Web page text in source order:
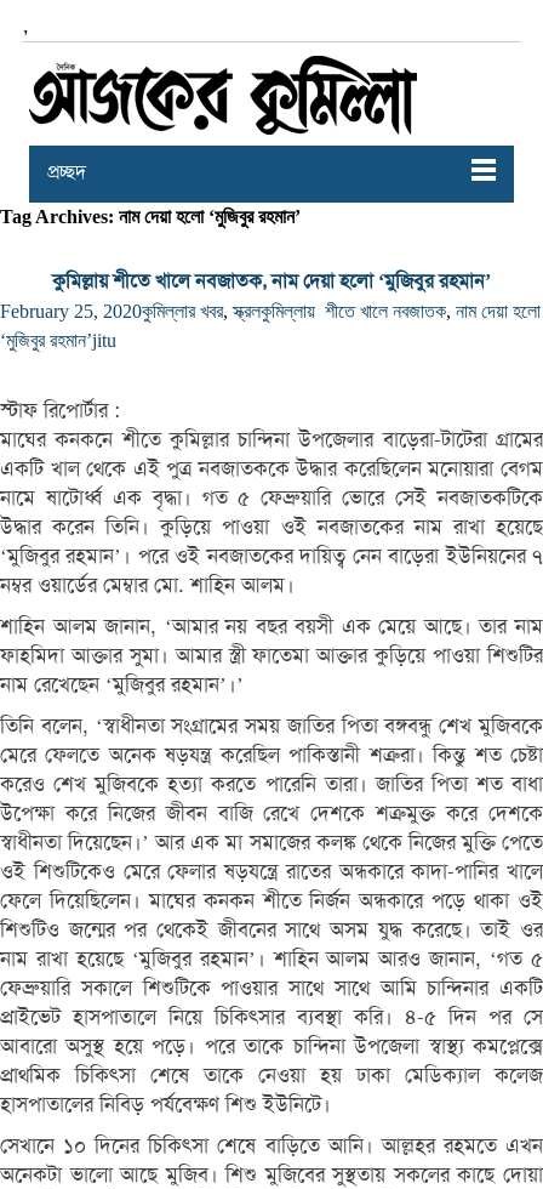
,
প্রচ্ছদ
Tag Archives: নাম দেয়া হলো ‘মুজিবুর রহমান’
কুমিল্লায় শীতে খালে নবজাতক, নাম দেয়া হলো ‘মুজিবুর রহমান’
February 25, 2020কুমিল্লার খবর,স্ক্রলকুমিল্লায় শীতে খালে নবজাতক, নাম দেয়া হলো
‘মুজিবুর রহমান’jitu
স্টাফ রিপোর্টার :
মাঘের কনকনে শীতে কুমিল্লার চান্দিনা উপজেলার বাড়েরা-টাটেরা গ্রামের
একটি খাল থেকে এই পুত্র নবজাতককে উদ্ধার করেছিলেন মনোয়ারা বেগম
নামে ষাটোর্ধ্ব এক বৃদ্ধা। গত ৫ ফেব্রুয়ারি ভোরে সেই নবজাতকটিকে
উদ্ধার করেন তিনি। কুড়িয়ে পাওয়া ওই নবজাতকের নাম রাখা হয়েছে
‘মুজিবুর রহমান’। পরে ওই নবজাতকের দায়িত্ব নেন বাড়েরা ইউনিয়নের ৭
নম্বর ওয়ার্ডের মেম্বার মো. শাহিন আলম।
শাহিন আলম জানান, ‘আমার নয় বছর বয়সী এক মেয়ে আছে। তার নাম
ফাহমিদা আক্তার সুমা। আমার স্ত্রী ফাতেমা আক্তার কুড়িয়ে পাওয়া শিশুটির
নাম রেখেছেন ‘মুজিবুর রহমান’।’
তিনি বলেন, ‘স্বাধীনতা সংগ্রামের সময় জাতির পিতা বঙ্গবন্ধু শেখ মুজিবকে
মেরে ফেলতে অনেক ষড়যন্ত্র করেছিল পাকিস্তানী শত্রুরা। কিন্তু শত চেষ্টা
করেও শেখ মুজিবকে হত্যা করতে পারেনি তারা। জাতির পিতা শত বাধা
উপেক্ষা করে নিজের জীবন বাজি রেখে দেশকে শত্রুমুক্ত করে দেশকে
স্বাধীনতা দিয়েছেন।’ আর এক মা সমাজের কলঙ্ক থেকে নিজের মুক্তি পেতে
ওই শিশুটিকেও মেরে ফেলার ষড়যন্ত্রে রাতের অন্ধকারে কাদা-পানির খালে
ফেলে দিয়েছিলেন। মাঘের কনকন শীতে নির্জন অন্ধকারে পড়ে থাকা ওই
শিশুটিও জন্মের পর থেকেই জীবনের সাথে অসম যুদ্ধ করেছে। তাই ওর
নাম রাখা হয়েছে ‘মুজিবুর রহমান’। শাহিন আলম আরও জানান, ‘গত ৫
ফেব্রুয়ারি সকালে শিশুটিকে পাওয়ার সাথে সাথে আমি চান্দিনার একটি
প্রাইভেট হাসপাতালে নিয়ে চিকিৎসার ব্যবস্থা করি। ৪-৫ দিন পর সে
আবারো অসুস্থ হয়ে পড়ে। পরে তাকে চান্দিনা উপজেলা স্বাস্থ্য কমপ্লেক্সে
প্রাথমিক চিকিৎসা শেষে তাকে নেওয়া হয় ঢাকা মেডিক্যাল কলেজ
হাসপাতালের নিবিড় পর্যবেক্ষণ শিশু ইউনিটে।
সেখানে ১০ দিনের চিকিৎসা শেষে বাড়িতে আনি। আল্লহর রহমতে এখন
অনেকটা ভালো আছে মুজিব। শিশু মুজিবের সুস্থতায় সকলের কাছে দোয়া